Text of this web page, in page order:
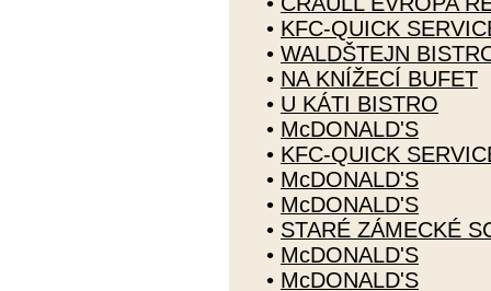
• KFC-QUICK
• WALDŠTEJN
• NA KNÍŽECÍ BUFET
• U KÁTI BISTRO
• McDONALD'S
• KFC-QUICK
• McDONALD'S
• McDONALD'S
• STARÉ ZÁMECKÉ
• McDONALD'S
• McDONALD'S